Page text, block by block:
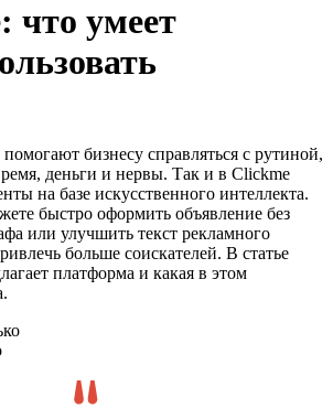
что умеет
бизнесу справляться с рутиной,
деньги и нервы. Так и в Clickme
на базе искусственного интеллекта.
быстро оформить объявление без
или улучшить текст рекламного
больше соискателей. В статье
платформа и какая в этом